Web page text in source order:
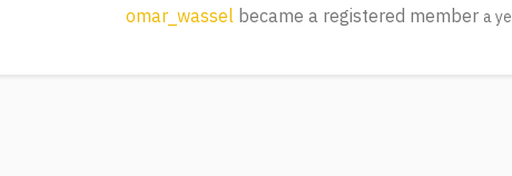
omar_wasselbecame a registered member a